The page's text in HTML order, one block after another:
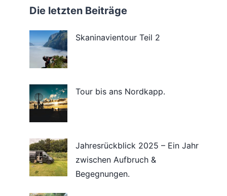
Die letzten Beiträge
Skaninavientour Teil 2
Tour bis ans Nordkapp.
Jahresrückblick 2025 – Ein Jahr
zwischen Aufbruch &
Begegnungen.